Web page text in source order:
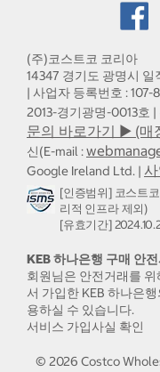
(주)코스트코 코리아
14347 경기도 광명시
| 사업자 등록번호 :
2013-경기광명-0013호
문의 바로가기 ▶ (매
신(E-mail :
Google Ireland Ltd. |
[인증범위] 코스트
리적 인프라 제외)
[유효기간]
KEB 하나은행 구매 안
회원님은 안전거래를
서 가입한 KEB 하나은
용하실 수 있습니다.
서비스 가입사실 확인
© 2026 Costco